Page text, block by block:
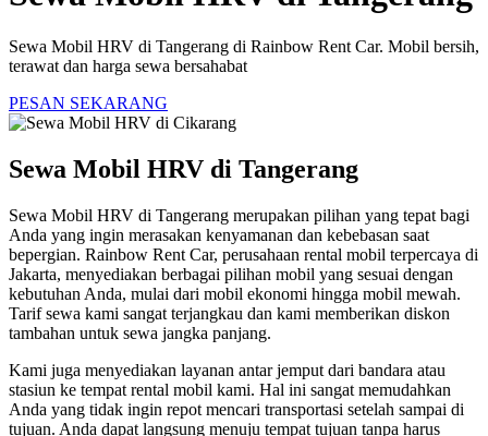
Sewa Mobil HRV di Tangerang di Rainbow Rent Car. Mobil bersih,
terawat dan harga sewa bersahabat
PESAN SEKARANG
Sewa Mobil HRV di Tangerang
Sewa Mobil HRV di Tangerang merupakan pilihan yang tepat bagi
Anda yang ingin merasakan kenyamanan dan kebebasan saat
bepergian. Rainbow Rent Car, perusahaan rental mobil terpercaya di
Jakarta, menyediakan berbagai pilihan mobil yang sesuai dengan
kebutuhan Anda, mulai dari mobil ekonomi hingga mobil mewah.
Tarif sewa kami sangat terjangkau dan kami memberikan diskon
tambahan untuk sewa jangka panjang.
Kami juga menyediakan layanan antar jemput dari bandara atau
stasiun ke tempat rental mobil kami. Hal ini sangat memudahkan
Anda yang tidak ingin repot mencari transportasi setelah sampai di
tujuan. Anda dapat langsung menuju tempat tujuan tanpa harus